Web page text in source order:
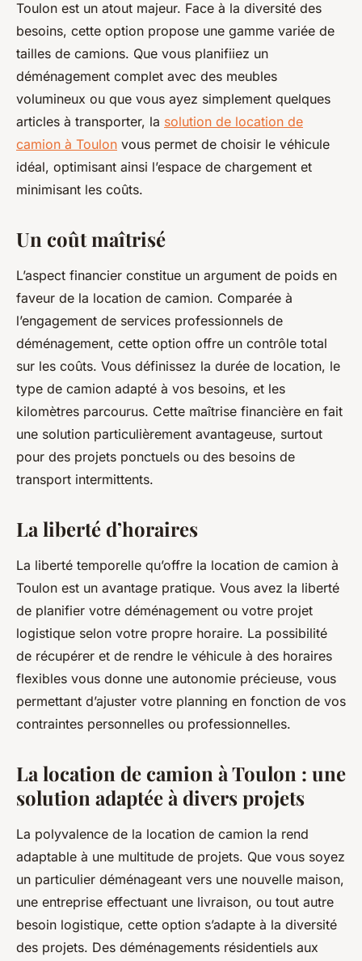
Toulon est un atout majeur. Face à la diversité des
besoins, cette option propose une gamme variée de
tailles de camions. Que vous planifiiez un
déménagement complet avec des meubles
volumineux ou que vous ayez simplement quelques
articles à transporter, la solution de location de
camion à Toulon vous permet de choisir le véhicule
idéal, optimisant ainsi l’espace de chargement et
minimisant les coûts.
Un coût maîtrisé
L’aspect financier constitue un argument de poids en
faveur de la location de camion. Comparée à
l’engagement de services professionnels de
déménagement, cette option offre un contrôle total
sur les coûts. Vous définissez la durée de location, le
type de camion adapté à vos besoins, et les
kilomètres parcourus. Cette maîtrise financière en fait
une solution particulièrement avantageuse, surtout
pour des projets ponctuels ou des besoins de
transport intermittents.
La liberté d’horaires
La liberté temporelle qu’offre la location de camion à
Toulon est un avantage pratique. Vous avez la liberté
de planifier votre déménagement ou votre projet
logistique selon votre propre horaire. La possibilité
de récupérer et de rendre le véhicule à des horaires
flexibles vous donne une autonomie précieuse, vous
permettant d’ajuster votre planning en fonction de vos
contraintes personnelles ou professionnelles.
La location de camion à Toulon : une
solution adaptée à divers projets
La polyvalence de la location de camion la rend
adaptable à une multitude de projets. Que vous soyez
un particulier déménageant vers une nouvelle maison,
une entreprise effectuant une livraison, ou tout autre
besoin logistique, cette option s’adapte à la diversité
des projets. Des déménagements résidentiels aux